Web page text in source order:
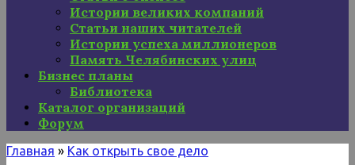
Истории великих компаний
Статьи наших читателей
Истории успеха миллионеров
Память Челябинских улиц
Бизнес планы
Библиотека
Каталог организаций
Форум
Главная » Как открыть свое дело